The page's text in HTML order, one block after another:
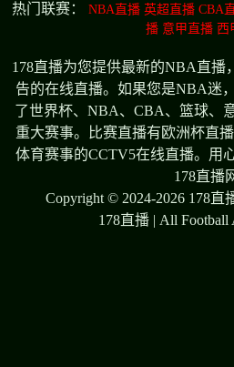
热门联赛： NBA直播 英超直播 CBA
播 意甲直播 西
178直播为您提供最新的NBA直播
告的在线直播。如果您是NBA迷
了世界杯、NBA、CBA、篮球、
重大赛事。比赛直播有欧洲杯直
体育赛事的CCTV5在线直播。用
178直播
Copyright © 2024-2026 178直
178直播 | All Football